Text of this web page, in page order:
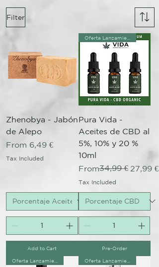
Filter
Zhenobya - Jabón
de Alepo
From 6,49 €
Sale Price
Tax Included
Add to Cart
Oferta Lanzamiento!
Pura Vida -
Aceites de CBD al
5%, 10% y 20 %
10ml
From
Regular Price
34,99 € 27,99 €
Sale Price
Tax Included
Pre-Order
Oferta Lanzamiento!